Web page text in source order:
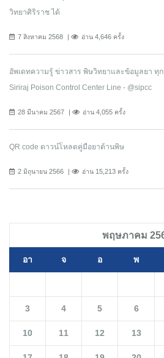
วิทยาศิริราช ได้
7 สิงหาคม 2568 อ่าน 4,646 ครั้ง
อัพเดทความรู้ ข่าวสาร พิษวิทยาและข้อมูลยา ทุ
Siriraj Poison Control Center Line - @sipcc
28 มีนาคม 2567 อ่าน 4,055 ครั้ง
QR code ดาวน์โหลดคู่มือยาต้านพิษ
2 มิถุนายน 2566 อ่าน 15,213 ครั้ง
พฤษภาคม
อา จ อ พ
3 4 5 6
10 11 12 13